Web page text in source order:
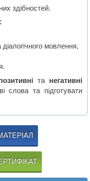
здібностей.
мовлення,
та негативні
слова та підготувати